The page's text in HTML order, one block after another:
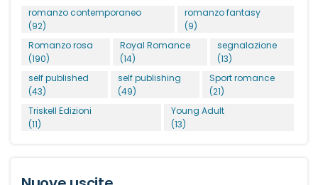
romanzo contemporaneo
(92)
romanzo fantasy
(9)
Romanzo rosa
(190)
Royal Romance
(14)
segnalazione
(13)
self published
(43)
self publishing
(49)
Sport romance
(21)
Triskell Edizioni
(11)
Young Adult
(13)